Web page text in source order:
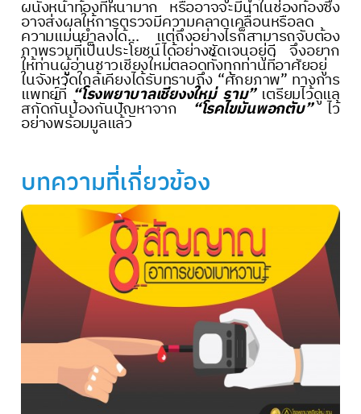
ผนังหน้าท้องที่หนามาก หรืออาจจะมีน้ำในช่องท้องซึ่ง
อาจส่งผลให้การตรวจมีความคลาดเคลื่อนหรือลด
ความแม่นยำลงได้... แต่ถึงอย่างไรก็สามารถจับต้อง
ภาพรวมที่เป็นประโยชน์ได้อย่างชัดเจนอยู่ดี จึงอยาก
ให้ท่านผู้อ่านชาวเชียงใหม่ตลอดทั้งทุกท่านที่อาศัยอยู่
ในจังหวัดใกล้เคียงได้รับทราบถึง “ศักยภาพ” ทางการ
แพทย์ที่ “โรงพยาบาลเชียงงใหม่ ราม” เตรียมไว้ดูแล
สกัดกั้นป้องกันปัญหาจาก “โรคไขมันพอกตับ”ไว้
อย่างพร้อมมูลแล้ว
บทความที่เกี่ยวข้อง